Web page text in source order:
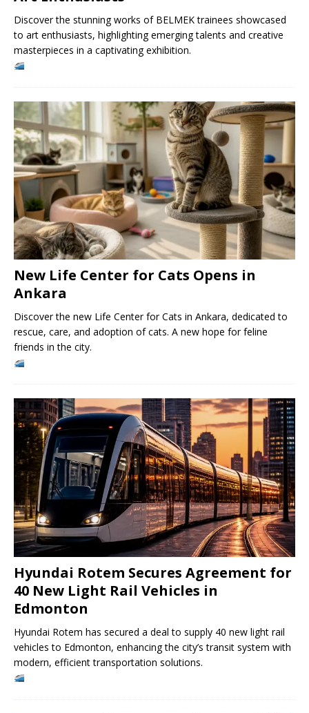
Discover the stunning works of BELMEK trainees showcased
to art enthusiasts, highlighting emerging talents and creative
masterpieces in a captivating exhibition.
New Life Center for Cats Opens in
Ankara
Discover the new Life Center for Cats in Ankara, dedicated to
rescue, care, and adoption of cats. A new hope for feline
friends in the city.
Hyundai Rotem Secures Agreement for
40 New Light Rail Vehicles in
Edmonton
Hyundai Rotem has secured a deal to supply 40 new light rail
vehicles to Edmonton, enhancing the city’s transit system with
modern, efficient transportation solutions.